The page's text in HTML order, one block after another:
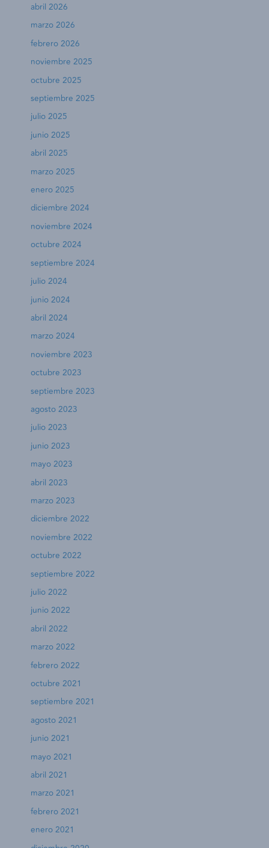
abril 2026
marzo 2026
febrero 2026
noviembre 2025
octubre 2025
septiembre 2025
julio 2025
junio 2025
abril 2025
marzo 2025
enero 2025
diciembre 2024
noviembre 2024
octubre 2024
septiembre 2024
julio 2024
junio 2024
abril 2024
marzo 2024
noviembre 2023
octubre 2023
septiembre 2023
agosto 2023
julio 2023
junio 2023
mayo 2023
abril 2023
marzo 2023
diciembre 2022
noviembre 2022
octubre 2022
septiembre 2022
julio 2022
junio 2022
abril 2022
marzo 2022
febrero 2022
octubre 2021
septiembre 2021
agosto 2021
junio 2021
mayo 2021
abril 2021
marzo 2021
febrero 2021
enero 2021